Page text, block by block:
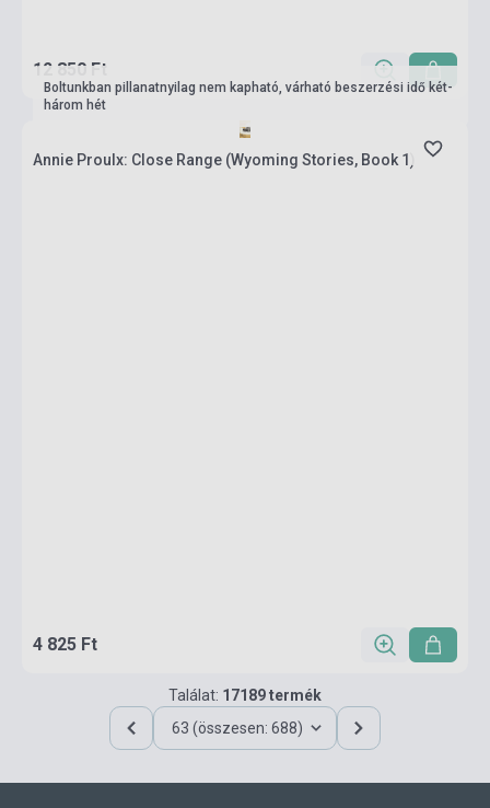
12 850 Ft
Boltunkban pillanatnyilag nem kapható, várható beszerzési idő két-
három hét
Annie Proulx: Close Range (Wyoming Stories, Book 1)
4 825 Ft
Találat: 17189 termék
63 (összesen: 688)